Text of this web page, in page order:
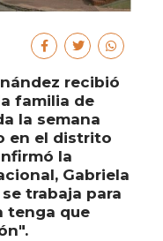
recibió
familia de
la semana
en el distrito
la
Gabriela
trabaja para
tenga que